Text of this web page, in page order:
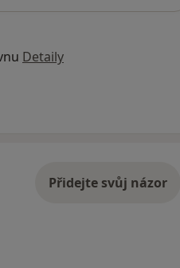
Detaily
Přidejte svůj názor